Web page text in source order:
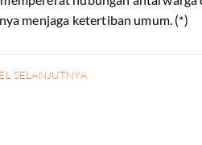
menjaga ketertiban umum. (*)
SELANJUTNYA